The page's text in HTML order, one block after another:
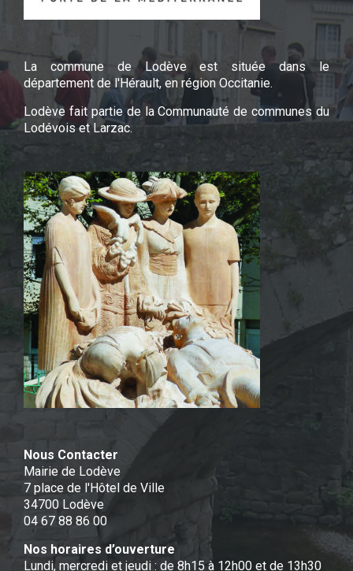
La commune de Lodève est située dans le
département de l'Hérault, en région Occitanie.
Lodève fait partie de la Communauté de communes du
Lodévois et Larzac.
Nous Contacter
Mairie de Lodève
7 place de l'Hôtel de Ville
34700 Lodève
04 67 88 86 00
Nos horaires d’ouverture
Lundi, mercredi et jeudi : de 8h15 à 12h00 et de 13h30